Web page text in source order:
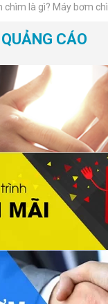
chìm là gì? Máy bơm
CÁO